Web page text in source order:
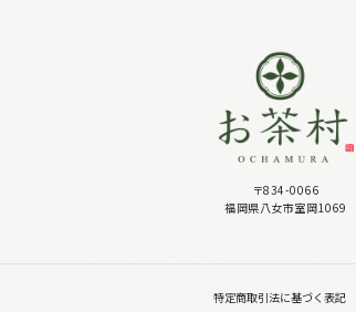
〒834-0066
福岡県八女市室岡1069
特定商取引法に基づく表記